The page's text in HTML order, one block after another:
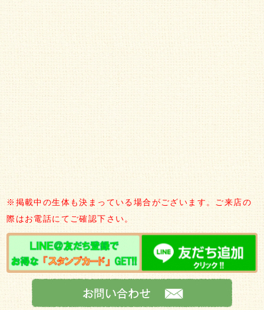
※掲載中の生体も決まっている場合がございます。ご来店の
際はお電話にてご確認下さい。